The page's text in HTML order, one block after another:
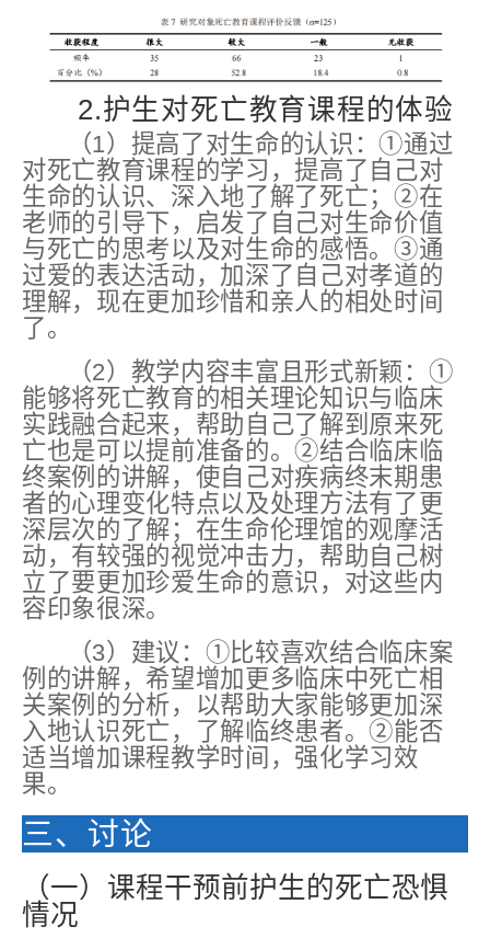
2.护生对死亡教育课程的体验
（1）提高了对生命的认识：①通过
对死亡教育课程的学习，提高了自己对
生命的认识、深入地了解了死亡；②在
老师的引导下，启发了自己对生命价值
与死亡的思考以及对生命的感悟。③通
过爱的表达活动，加深了自己对孝道的
理解，现在更加珍惜和亲人的相处时间
了。
（2）教学内容丰富且形式新颖：①
能够将死亡教育的相关理论知识与临床
实践融合起来，帮助自己了解到原来死
亡也是可以提前准备的。②结合临床临
终案例的讲解，使自己对疾病终末期患
者的心理变化特点以及处理方法有了更
深层次的了解；在生命伦理馆的观摩活
动，有较强的视觉冲击力，帮助自己树
立了要更加珍爱生命的意识，对这些内
容印象很深。
（3）建议：①比较喜欢结合临床案
例的讲解，希望增加更多临床中死亡相
关案例的分析，以帮助大家能够更加深
入地认识死亡，了解临终患者。②能否
适当增加课程教学时间，强化学习效
果。
三、讨论
（一）课程干预前护生的死亡恐惧
情况